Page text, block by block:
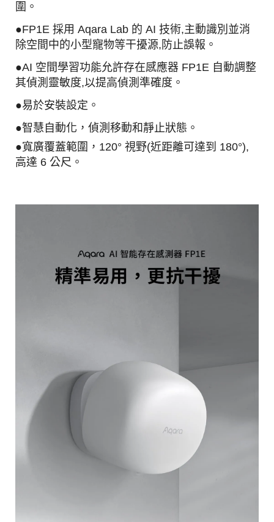
圍。
●FP1E 採用 Aqara Lab 的 AI 技術,主動識別並消
除空間中的小型寵物等干擾源,防止誤報。
●AI 空間學習功能允許存在感應器 FP1E 自動調整
其偵測靈敏度,以提高偵測準確度。
●易於安裝設定。
●智慧自動化，偵測移動和靜止狀態。
●寬廣覆蓋範圍，120° 視野(近距離可達到 180°),
高達 6 公尺。